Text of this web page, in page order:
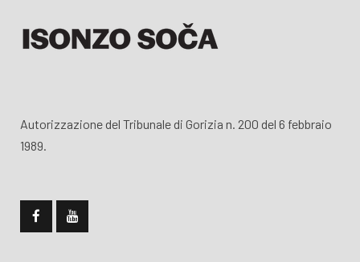
Autorizzazione del Tribunale di Gorizia n. 200 del 6 febbraio
1989.